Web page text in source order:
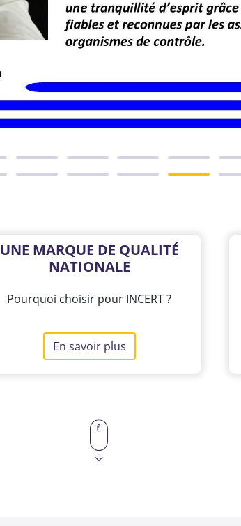
UNE MARQUE DE QUALITÉ
NATIONALE
Pourquoi choisir pour INCERT ?
En savoir plus